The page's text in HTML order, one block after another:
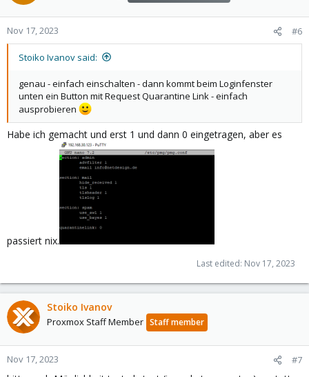
Nov 17, 2023 #6
Stoiko Ivanov said:
genau - einfach einschalten - dann kommt beim Loginfenster
unten ein Button mit Request Quarantine Link - einfach
ausprobieren
Habe ich gemacht und erst 1 und dann 0 eingetragen, aber es
passiert nix.
Last edited: Nov 17, 2023
Stoiko Ivanov
Proxmox Staff Member Staff member
Nov 17, 2023 #7